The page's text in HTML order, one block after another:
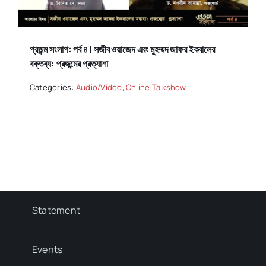
প্রজন্ম সংলাপ: পর্ব ৪ | সজীব ওয়াজেদ এবং মুহম্মদ জাফর ইকবালের
বক্তব্য: প্রজন্মের প্রত্যাশা
Categories: Audio/Video, Online Talkshow
Statement
Events